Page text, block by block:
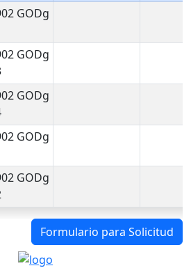
GODg
GODg
GODg
GODg
GODg
Formulario para Solicitud